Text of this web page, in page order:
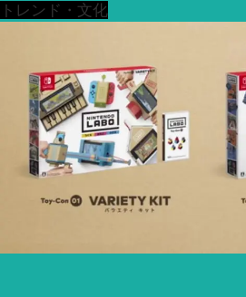
トレンド・文化